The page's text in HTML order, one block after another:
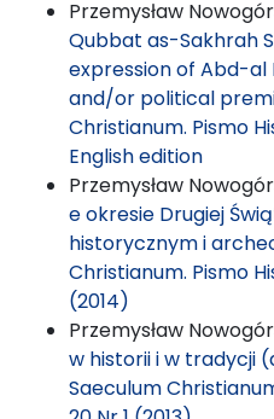
Przemysław
Qubbat as-Sakhrah
expression of Abd-al
and/or political
Christianum. Pismo
English edition
Przemysław
e okresie Drugiej
historycznym i
Christianum. Pismo
(2014)
Przemysław
w historii i w tradycji
Saeculum